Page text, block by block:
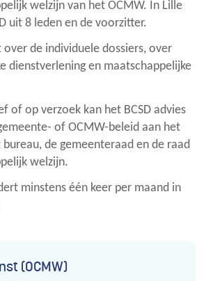
welzijn van het OCMW. In Lille
uit 8 leden en de voorzitter.
over de individuele dossiers, over
dienstverlening en maatschappelijke
of op verzoek kan het BCSD advies
of OCMW-beleid aan het
de gemeenteraad en de raad
welzijn.
minstens één keer per maand in
(OCMW)